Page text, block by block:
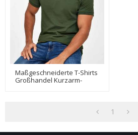
Maßgeschneiderte T-Shirts
Großhandel Kurzarm-
1